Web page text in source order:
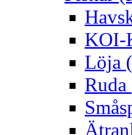
KOI-
Löja
Ruda